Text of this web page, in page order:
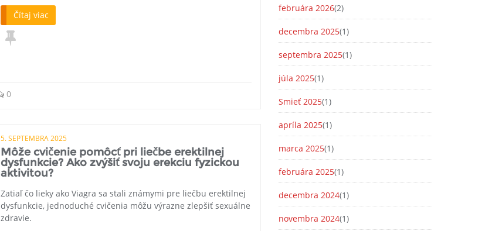
Čítaj viac
0
5. SEPTEMBRA 2025
Môže cvičenie pomôcť pri liečbe erektilnej
dysfunkcie? Ako zvýšiť svoju erekciu fyzickou
aktivitou?
Zatiaľ čo lieky ako Viagra sa stali známymi pre liečbu erektilnej
dysfunkcie, jednoduché cvičenia môžu výrazne zlepšiť sexuálne
zdravie.
februára 2026(2)
decembra 2025(1)
septembra 2025(1)
júla 2025(1)
Smieť 2025(1)
apríla 2025(1)
marca 2025(1)
februára 2025(1)
decembra 2024(1)
novembra 2024(1)